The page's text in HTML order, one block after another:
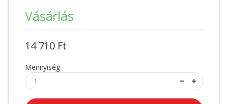
Vásárlás
14 710 Ft
Mennyiség